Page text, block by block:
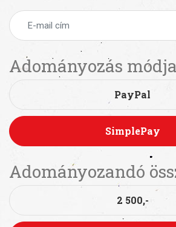
Adományozás módja
PayPal
SimplePay
Adományozandó
2 500,-